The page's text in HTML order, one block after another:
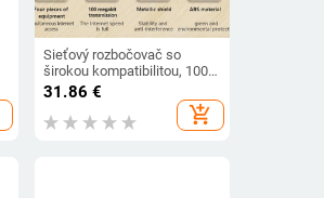
Sieťový rozbočovač so
širokou kompatibilitou, 100
Mbps LAN sieťový
rozbočovač, Plug Play,
nárazuvzdorný internetový
rozbočovač, kancelárske
31.86 €
add_shopping_cart